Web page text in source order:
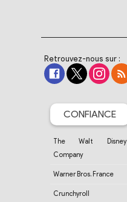
Retrouvez-nous sur :
CONFIANCE
The Walt Disney
Company
Warner Bros. France
Crunchyroll